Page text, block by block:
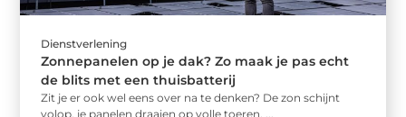
Dienstverlening
Zonnepanelen op je dak? Zo maak je pas echt
de blits met een thuisbatterij
Zit je er ook wel eens over na te denken? De zon schijnt
volop, je panelen draaien op volle toeren, ...